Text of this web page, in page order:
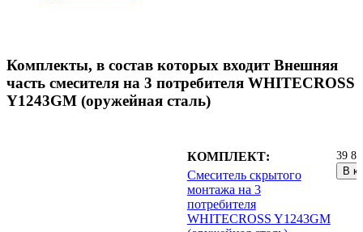
Комплекты, в состав которых входит Внешняя
часть смесителя на 3 потребителя WHITECROSS
Y1243GM (оружейная сталь)
КОМПЛЕКТ:
Смеситель скрытого
монтажа на 3
потребителя
WHITECROSS Y1243GM
39
В